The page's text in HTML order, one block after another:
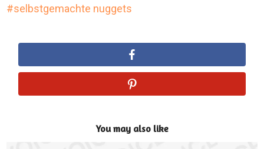
selbstgemachte nuggets
You may also like